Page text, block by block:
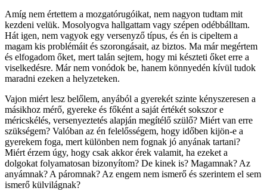
Amíg nem értettem a mozgatórugóikat, nem nagyon tudtam mit
kezdeni velük. Mosolyogva hallgattam vagy szépen odébbálltam.
Hát igen, nem vagyok egy versenyző típus, és én is cipeltem a
magam kis problémáit és szorongásait, az biztos. Ma már megértem
és elfogadom őket, mert talán sejtem, hogy mi készteti őket erre a
viselkedésre. Már nem vonódok be, hanem könnyedén kívül tudok
maradni ezeken a helyzeteken.
Vajon miért lesz belőlem, anyából a gyerekét szinte kényszeresen a
másikhoz mérő, gyereke és főként a saját értékét sokszor e
méricskélés, versenyeztetés alapján megítélő szülő? Miért van erre
szükségem? Valóban az én felelősségem, hogy időben kijön-e a
gyerekem foga, mert különben nem fognak jó anyának tartani?
Miért érzem úgy, hogy csak akkor érek valamit, ha ezeket a
dolgokat folyamatosan bizonyítom? De kinek is? Magamnak? Az
anyámnak? A páromnak? Az engem nem ismerő és szerintem el sem
ismerő külvilágnak?